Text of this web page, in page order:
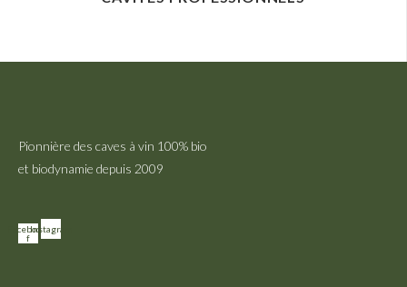
Pionnière des caves à vin 100% bio
et biodynamie depuis 2009
Facebook-
f
Instagram